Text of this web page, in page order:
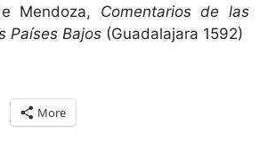
Mendoza, Comentarios de las
Países Bajos (Guadalajara 1592)
More